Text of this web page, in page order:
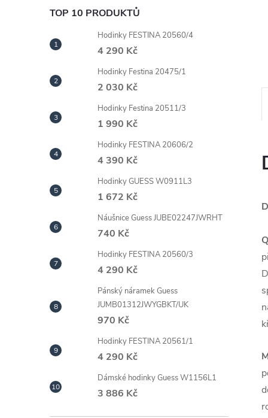
TOP 10 PRODUKTŮ
Hodinky FESTINA 20560/4
4 290 Kč
Hodinky Festina 20475/1
2 030 Kč
Hodinky Festina 20511/3
1 990 Kč
Hodinky FESTINA 20606/2
4 390 Kč
Hodinky GUESS W0911L3
1 672 Kč
Náušnice Guess JUBE02247JWRHT
740 Kč
Hodinky FESTINA 20560/3
4 290 Kč
Pánský náramek Guess
JUMB01312JWYGBKT/UK
970 Kč
Hodinky FESTINA 20561/1
4 290 Kč
Dámské hodinky Guess W1156L1
3 886 Kč